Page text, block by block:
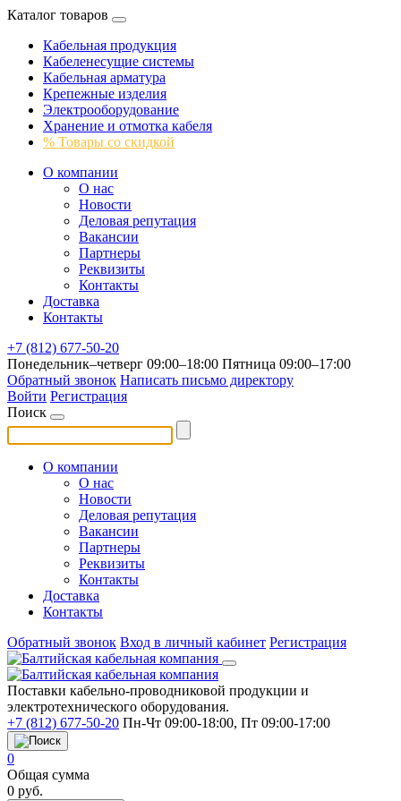
Каталог товаров
Кабельная продукция
Кабеленесущие системы
Кабельная арматура
Крепежные изделия
Электрооборудование
Хранение и отмотка кабеля
% Товары со скидкой
О компании
О нас
Новости
Деловая репутация
Вакансии
Партнеры
Реквизиты
Контакты
Доставка
Контакты
+7 (812) 677-50-20
Понедельник–четверг 09:00–18:00 Пятница 09:00–17:00
Обратный звонок Написать письмо директору
Войти Регистрация
Поиск
О компании
О нас
Новости
Деловая репутация
Вакансии
Партнеры
Реквизиты
Контакты
Доставка
Контакты
Обратный звонок Вход в личный кабинет Регистрация
Поставки кабельно-проводниковой продукции и
электротехнического оборудования.
+7 (812) 677-50-20 Пн-Чт 09:00-18:00, Пт 09:00-17:00
0
Общая сумма
0 руб.